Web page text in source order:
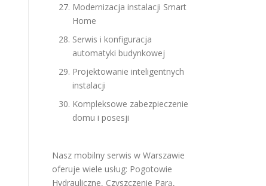
Modernizacja instalacji Smart
Home
Serwis i konfiguracja
automatyki budynkowej
Projektowanie inteligentnych
instalacji
Kompleksowe zabezpieczenie
domu i posesji
Nasz mobilny serwis w Warszawie
oferuje wiele usług: Pogotowie
Hydrauliczne, Czyszczenie Parą,